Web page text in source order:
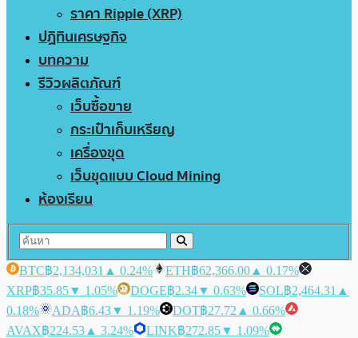
ราคา Ripple (XRP)
ปฏิทินเศรษฐกิจ
บทความ
รีวิวผลิตภัณฑ์
เว็บซื้อขาย
กระเป๋าเก็บเหรียญ
เครื่องขุด
เว็บขุดแบบ Cloud Mining
ห้องเรียน
BTC฿2,134,031 ▲ 0.24% ETH฿62,366.00 ▲ 0.17%
XRP฿35.85▼ 1.05% DOGE฿2.34▼ 0.63% SOL฿2,464.31 ▲
0.18%
ADA฿6.43▼ 1.19% DOT฿27.72 ▲ 0.66%
AVAX฿224.53 ▲ 3.24% LINK฿272.85▼ 1.09%